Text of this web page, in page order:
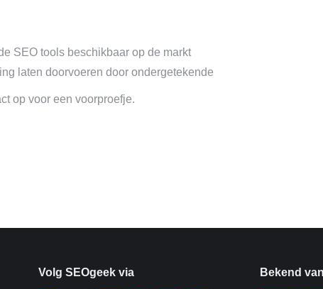
SEO tools beschikbaar op de markt
laten doorvoeren door ondergetekende
op voor een voorproefje.
Volg SEOgeek via Bekend van